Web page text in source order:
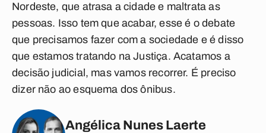
Nordeste, que atrasa a cidade e maltrata as
pessoas. Isso tem que acabar, esse é o debate
que precisamos fazer com a sociedade e é disso
que estamos tratando na Justiça. Acatamos a
decisão judicial, mas vamos recorrer. É preciso
dizer não ao esquema dos ônibus.
Angélica Nunes Laerte